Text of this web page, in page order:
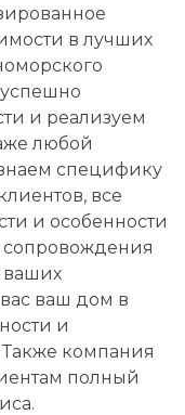
в лучших
и реализуем
любой
специфику
все
и особенности
ваших
ваш дом в
и
компания
полный